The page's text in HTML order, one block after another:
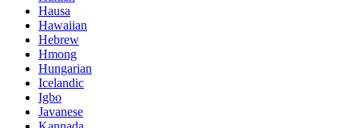
Hausa
Hawaiian
Hebrew
Hmong
Hungarian
Icelandic
Igbo
Javanese